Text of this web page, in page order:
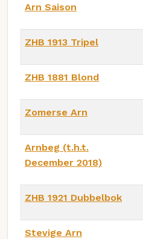
Arn Saison
ZHB 1913 Tripel
ZHB 1881 Blond
Zomerse Arn
Arnbeg (t.h.t.
December 2018)
ZHB 1921 Dubbelbok
Stevige Arn